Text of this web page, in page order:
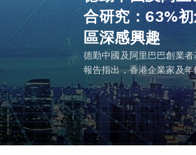
合研究：63%
區深感興趣
德勤中國及阿里巴巴創業
報告指出，香港企業家及